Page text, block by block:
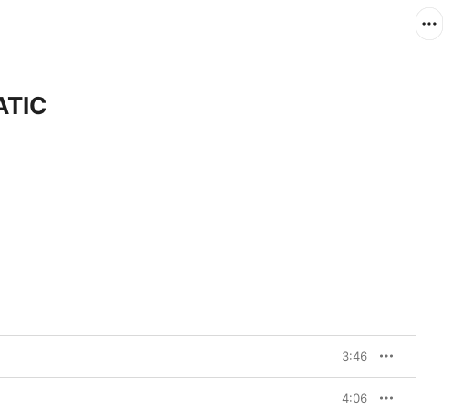
3:46
4:06